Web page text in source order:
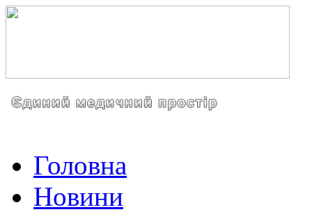
Головна
Новини